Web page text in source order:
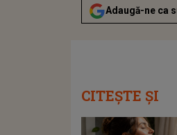
Adaugă-ne ca
CITEȘTE ȘI